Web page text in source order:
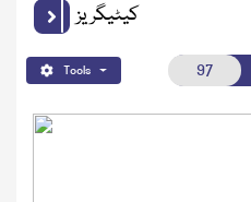
کیٹیگریز
Tools